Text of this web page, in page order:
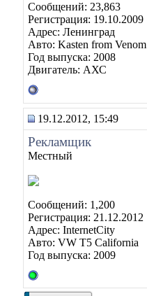
Сообщений: 23,863
Регистрация: 19.10.2009
Адрес: Ленинград
Авто: Kasten from Venom
Год выпуска: 2008
Двигатель: АХС
19.12.2012, 15:49
Рекламщик
Местный
Сообщений: 1,200
Регистрация: 21.12.2012
Адрес: InternetCity
Авто: VW T5 California
Год выпуска: 2009